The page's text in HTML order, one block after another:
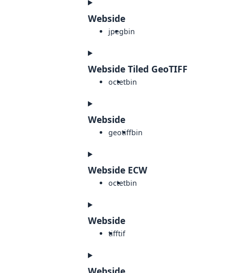
Webside
jpegbin
Webside Tiled GeoTIFF
octetbin
Webside
geotiffbin
Webside ECW
octetbin
Webside
tifftif